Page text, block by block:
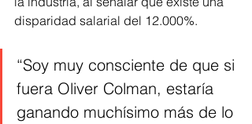
disparidad salarial del 12.000%.
“Soy muy consciente de que si
fuera Oliver Colman, estaría
ganando muchísimo más de lo